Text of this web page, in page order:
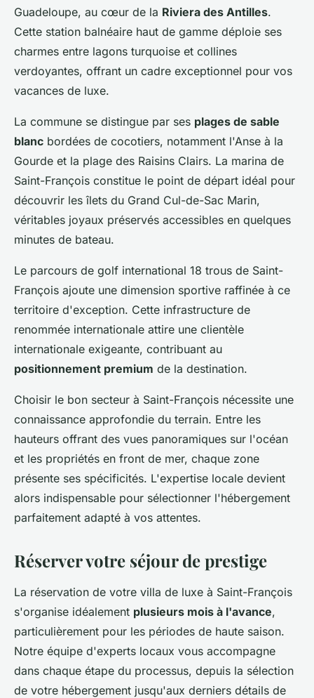
Guadeloupe, au cœur de la Riviera des Antilles.
Cette station balnéaire haut de gamme déploie ses
charmes entre lagons turquoise et collines
verdoyantes, offrant un cadre exceptionnel pour vos
vacances de luxe.
La commune se distingue par ses plages de sable
blanc bordées de cocotiers, notamment l'Anse à la
Gourde et la plage des Raisins Clairs. La marina de
Saint-François constitue le point de départ idéal pour
découvrir les îlets du Grand Cul-de-Sac Marin,
véritables joyaux préservés accessibles en quelques
minutes de bateau.
Le parcours de golf international 18 trous de Saint-
François ajoute une dimension sportive raffinée à ce
territoire d'exception. Cette infrastructure de
renommée internationale attire une clientèle
internationale exigeante, contribuant au
positionnement premium de la destination.
Choisir le bon secteur à Saint-François nécessite une
connaissance approfondie du terrain. Entre les
hauteurs offrant des vues panoramiques sur l'océan
et les propriétés en front de mer, chaque zone
présente ses spécificités. L'expertise locale devient
alors indispensable pour sélectionner l'hébergement
parfaitement adapté à vos attentes.
Réserver votre séjour de prestige
La réservation de votre villa de luxe à Saint-François
s'organise idéalement plusieurs mois à l'avance,
particulièrement pour les périodes de haute saison.
Notre équipe d'experts locaux vous accompagne
dans chaque étape du processus, depuis la sélection
de votre hébergement jusqu'aux derniers détails de